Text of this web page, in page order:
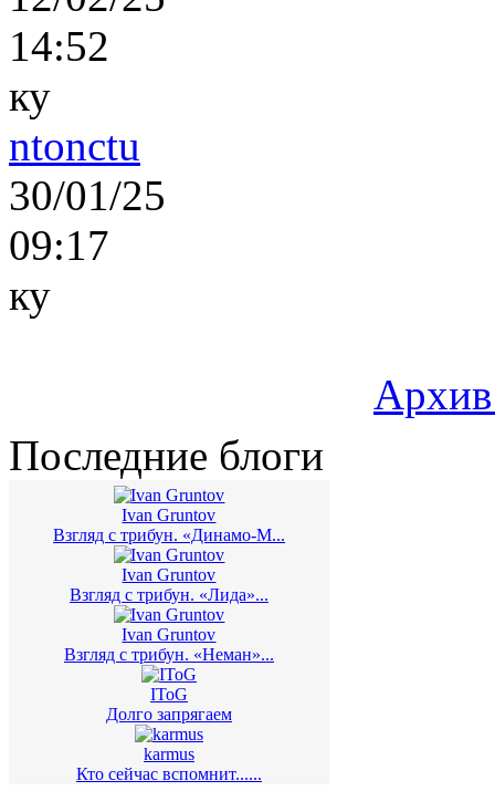
14:52
ку
ntonctu
30/01/25
09:17
ку
Последние блоги
Ivan Gruntov
Взгляд с трибун. «Динамо-М...
Ivan Gruntov
Взгляд с трибун. «Лида»...
Ivan Gruntov
Взгляд с трибун. «Неман»...
IToG
Долго запрягаем
karmus
Кто сейчас вспомнит......